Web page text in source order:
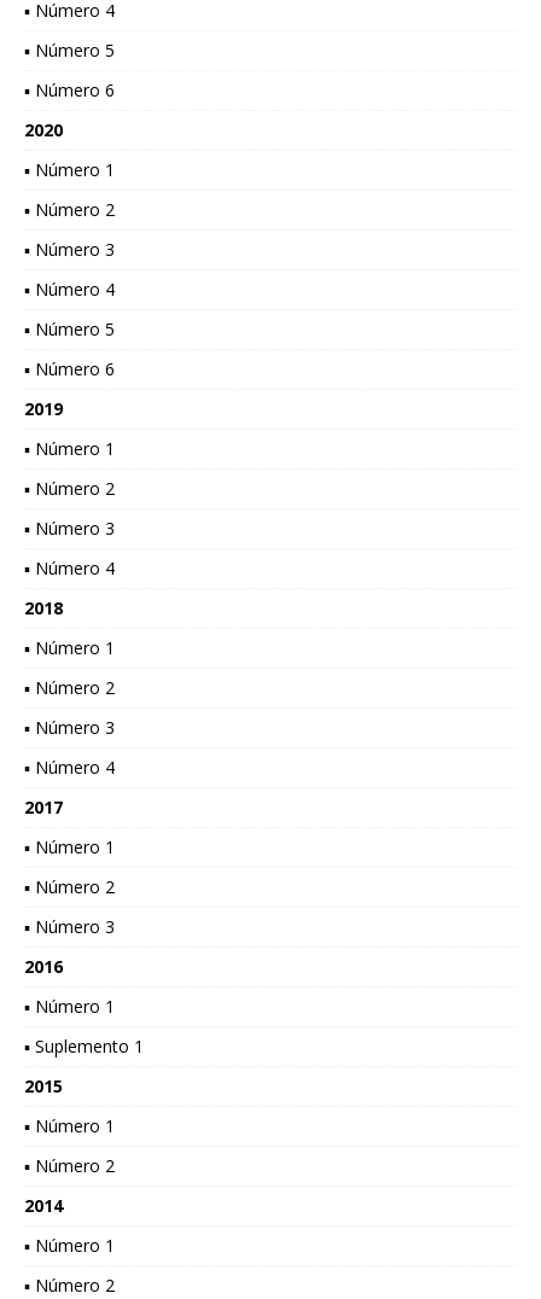
▪ Número 4
▪ Número 5
▪ Número 6
2020
▪ Número 1
▪ Número 2
▪ Número 3
▪ Número 4
▪ Número 5
▪ Número 6
2019
▪ Número 1
▪ Número 2
▪ Número 3
▪ Número 4
2018
▪ Número 1
▪ Número 2
▪ Número 3
▪ Número 4
2017
▪ Número 1
▪ Número 2
▪ Número 3
2016
▪ Número 1
▪ Suplemento 1
2015
▪ Número 1
▪ Número 2
2014
▪ Número 1
▪ Número 2